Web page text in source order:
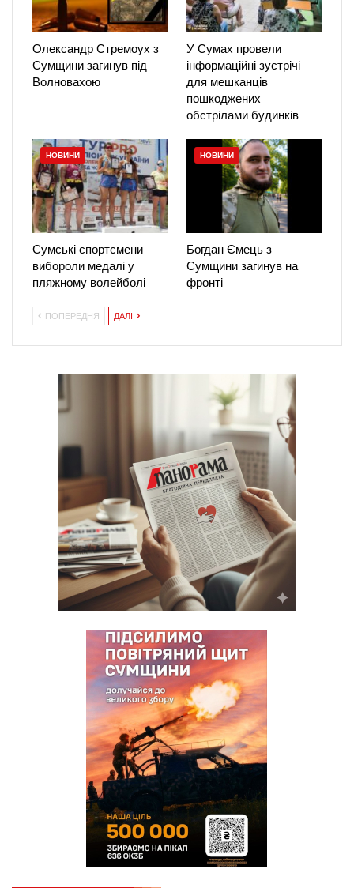
Олександр Стремоух з
Сумщини загинув під
Волновахою
У Сумах провели
інформаційні зустрічі
для мешканців
пошкоджених
обстрілами будинків
НОВИНИ
Сумські спортсмени
вибороли медалі у
пляжному волейболі
НОВИНИ
Богдан Ємець з
Сумщини загинув на
фронті
ПОПЕРЕДНЯ ДАЛІ